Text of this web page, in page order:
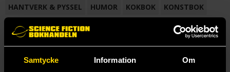
Samtycke Information Om
HANTVERK & PYSSEL
HUMOR KOKBOK
KONSTBOK
KORTROMAN
LÄROBOK
NOVELL
SAMLINGSVOLYM
TECKNA & MÅLA TECKNAD SERIE